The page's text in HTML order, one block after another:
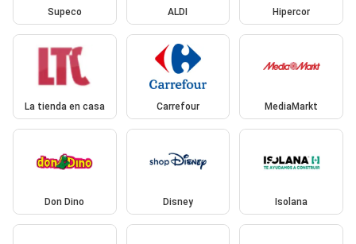
Supeco ALDI Hipercor
La tienda en casa Carrefour MediaMarkt
Don Dino Disney Isolana